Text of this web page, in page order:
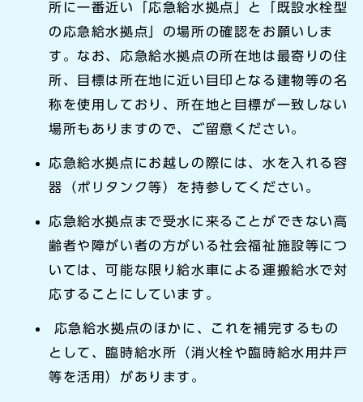
所に一番近い「応急給水拠点」と「既設水栓型
の応急給水拠点」の場所の確認をお願いしま
す。なお、応急給水拠点の所在地は最寄りの住
所、目標は所在地に近い目印となる建物等の名
称を使用しており、所在地と目標が一致しない
場所もありますので、ご留意ください。
応急給水拠点にお越しの際には、水を入れる容
器（ポリタンク等）を持参してください。
応急給水拠点まで受水に来ることができない高
齢者や障がい者の方がいる社会福祉施設等につ
いては、可能な限り給水車による運搬給水で対
応することにしています。
応急給水拠点のほかに、これを補完するもの
として、臨時給水所（消火栓や臨時給水用井戸
等を活用）があります。